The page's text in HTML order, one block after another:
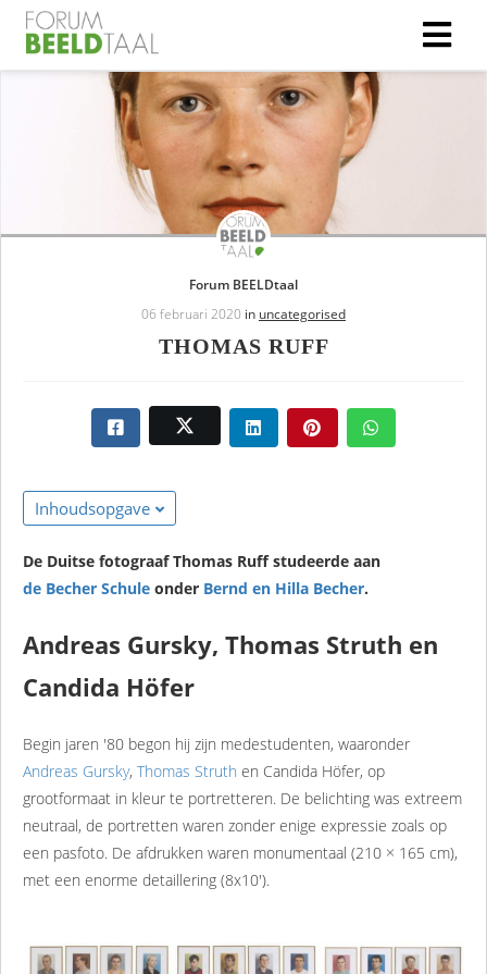
Forum BEELDtaal
06 februari 2020 in uncategorised
THOMAS RUFF
Inhoudsopgave
De Duitse fotograaf Thomas Ruff studeerde aan
de Becher Schule onder Bernd en Hilla Becher.
Andreas Gursky, Thomas Struth en
Candida Höfer
Begin jaren '80 begon hij zijn medestudenten, waaronder
Andreas Gursky, Thomas Struth en Candida Höfer, op
grootformaat in kleur te portretteren. De belichting was extreem
neutraal, de portretten waren zonder enige expressie zoals op
een pasfoto. De afdrukken waren monumentaal (210 × 165 cm),
met een enorme detaillering (8x10').